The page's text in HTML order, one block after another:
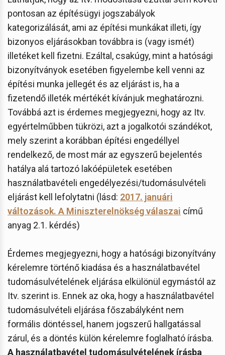
pontosan az építésügyi jogszabályok
kategorizálását, ami az építési munkákat illeti, így
bizonyos eljárásokban továbbra is (vagy ismét)
illetéket kell fizetni. Ezáltal, csakúgy, mint a hatósági
bizonyítványok esetében figyelembe kell venni az
építési munka jellegét és az eljárást is, ha a
fizetendő illeték mértékét kívánjuk meghatározni.
Továbbá azt is érdemes megjegyezni, hogy az Itv.
egyértelműbben tükrözi, azt a jogalkotói szándékot,
mely szerint a korábban építési engedéllyel
rendelkező, de most már az egyszerű bejelentés
hatálya alá tartozó lakóépületek esetében
használatbavételi engedélyezési/tudomásulvételi
eljárást kell lefolytatni (lásd: 2017. januári
változások. A Miniszterelnökség válaszai című
anyag 2.1. kérdés)
Érdemes megjegyezni, hogy a hatósági bizonyítvány
kérelemre történő kiadása és a használatbavétel
tudomásulvételének eljárása elkülönül egymástól az
Itv. szerint is. Ennek az oka, hogy a használatbavétel
tudomásulvételi eljárása főszabályként nem
formális döntéssel, hanem jogszerű hallgatással
zárul, és a döntés külön kérelemre foglalható írásba.
A használatbavétel tudomásulvételének írásba